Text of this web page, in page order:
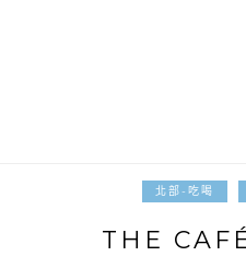
北部-吃喝
THE